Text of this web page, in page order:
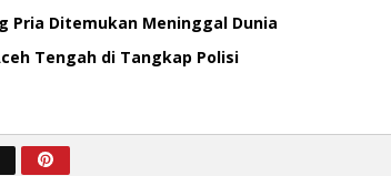
Pria Ditemukan Meninggal Dunia
Tengah di Tangkap Polisi